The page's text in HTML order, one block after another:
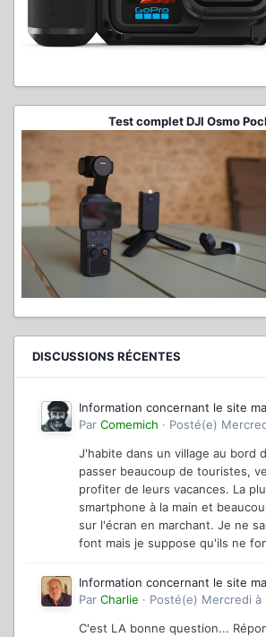
Test complet DJI Osmo
DISCUSSIONS RÉCENTES
Information concernant le site
Par Comemich · Posté(e)
J'habite dans un village au bord
passer beaucoup de touristes,
profiter de leurs vacances. La
smartphone à la main et
sur l'écran en marchant. Je ne
font mais je suppose qu'ils ne
Information concernant le site
Par Charlie · Posté(e) Mercredi à
C'est LA bonne question...